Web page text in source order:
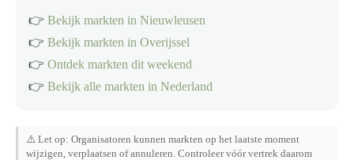
👉 Bekijk markten in Nieuwleusen
👉 Bekijk markten in Overijssel
👉 Ontdek markten dit weekend
👉 Bekijk alle markten in Nederland
⚠️ Let op: Organisatoren kunnen markten op het laatste moment
wijzigen, verplaatsen of annuleren. Controleer vóór vertrek daarom